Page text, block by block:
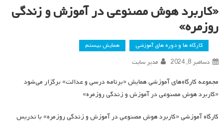
«کاربرد هوش مصنوعی در آموزش و زندگی
روزمره»
کارگاه ها و دوره های آموزشی همایش بیستم
دسامبر 8, 2024 مدیر سایت
مجموعه کارگاه‌های آموزشی همایش «برنامه درسی و عدالت» برگزار می‌شود
«کاربرد هوش مصنوعی در آموزش و زندگی روزمره»
کارگاه آموزشی «کاربرد هوش مصنوعی در آموزش و زندگی روزمره» با تدریس